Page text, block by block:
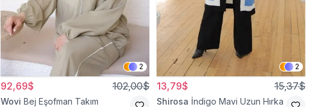
2
92,69$ 102,00$
Wovi Bej Eşofman Takım
2
13,79$ 15,37$
Shirosa İndigo Mavi Uzun Hırka